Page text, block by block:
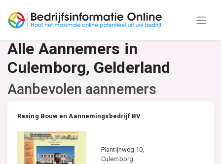
Alle Aannemers in
Culemborg, Gelderland
Aanbevolen aannemers
Rasing Bouw en Aannemingsbedrijf BV
Plantijnweg 10,
Culemborg